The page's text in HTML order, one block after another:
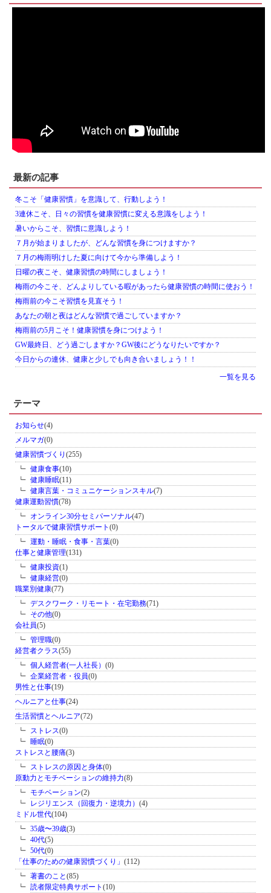
最新の記事
冬こそ「健康習慣」を意識して、行動しよう！
3連休こそ、日々の習慣を健康習慣に変える意識をしよう！
暑いからこそ、習慣に意識しよう！
７月が始まりましたが、どんな習慣を身につけますか？
７月の梅雨明けした夏に向けて今から準備しよう！
日曜の夜こそ、健康習慣の時間にしましょう！
梅雨の今こそ、どんよりしている暇があったら健康習慣の時間に使おう！
梅雨前の今こそ習慣を見直そう！
あなたの朝と夜はどんな習慣で過ごしていますか？
梅雨前の5月こそ！健康習慣を身につけよう！
GW最終日、どう過ごしますか？GW後にどうなりたいですか？
今日からの連休、健康と少しでも向き合いましょう！！
一覧を見る
テーマ
お知らせ(4)
メルマガ(0)
健康習慣づくり (255)
健康食事(10)
健康睡眠(11)
健康言葉・コミュニケーションスキル(7)
健康運動習慣(78)
オンライン30分セミパーソナル(47)
トータルで健康習慣サポート (0)
運動・睡眠・食事・言葉(0)
仕事と健康管理(131)
健康投資(1)
健康経営(0)
職業別健康(77)
デスクワーク・リモート・在宅勤務(71)
その他(0)
会社員(5)
管理職(0)
経営者クラス(55)
個人経営者(一人社長） (0)
企業経営者・役員(0)
男性と仕事(19)
ヘルニアと仕事(24)
生活習慣とヘルニア(72)
ストレス(0)
睡眠(0)
ストレスと腰痛(3)
ストレスの原因と身体(0)
原動力とモチベーションの維持力(8)
モチベーション(2)
レジリエンス（回復力・逆境力） (4)
ミドル世代(104)
35歳〜39歳(3)
40代(5)
50代(0)
「仕事のための健康習慣づくり」 (112)
著書のこと(85)
読者限定特典サポート (10)